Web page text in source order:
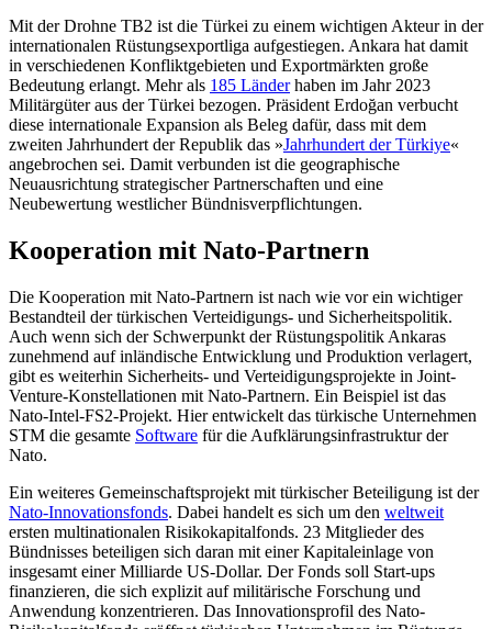
Mit der Drohne TB2 ist die Türkei zu einem wichtigen Akteur in der
inter­natio­nalen Rüstungsexportliga aufgestiegen. Ankara hat damit
in verschiedenen Kon­flikt­gebieten und Exportmärkten große
Bedeutung erlangt. Mehr als 185 Länderhaben im Jahr 2023
Militärgüter aus der Türkei bezogen. Präsident Erdoğan ver­bucht
diese internationale Expansion als Beleg dafür, dass mit dem
zweiten Jahrhundert der Republik das »Jahrhundert der Türkiye«
angebrochen sei. Damit verbunden ist die geo­graphische
Neuausrichtung strategischer Partnerschaften und eine
Neubewertung westlicher Bünd­nisverpflichtungen.
Kooperation mit Nato-Partnern
Die Kooperation mit Nato-Partnern ist nach wie vor ein wichtiger
Bestandteil der türki­schen Verteidigungs- und Sicherheitspolitik.
Auch wenn sich der Schwerpunkt der Rüstungspolitik Ankaras
zunehmend auf inländische Entwicklung und Produktion verlagert,
gibt es weiterhin Sicherheits- und Verteidigungsprojekte in Joint-
Venture-Kon­stellationen mit Nato-Partnern. Ein Beispiel ist das
Nato-Intel-FS2-Projekt. Hier entwickelt das türkische Unternehmen
STM die ge­samte Software für die Aufklärungsinfrastruktur der
Nato.
Ein weiteres Gemeinschaftsprojekt mit türkischer Beteiligung ist der
Nato-Inno­vationsfonds. Dabei handelt es sich um den weltweit
ersten multinationalen Risikokapitalfonds. 23 Mitglieder des
Bündnisses be­teiligen sich daran mit einer Kapitaleinlage von
insgesamt einer Milliarde US-Dollar. Der Fonds soll Start-ups
finanzieren, die sich explizit auf militärische Forschung und
Anwendung konzentrieren. Das Innova­tions­profil des Nato-